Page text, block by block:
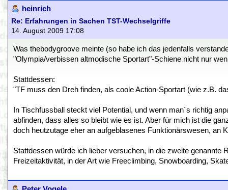
heinrich
Re: Erfahrungen in Sachen TST-Wechselgriffe
14. August 2009 17:08
Was thebodygroove meinte (so habe ich das jedenfalls
"Olympia/verbissen altmodische Sportart"-Schiene nicht nur
Stattdessen:
"TF muss den Dreh finden, als coole Action-Sportart (wie z.B.
In Tischfussball steckt viel Potential, und wenn man´s richtig
abfinden, dass alles so bleibt wie es ist. Aber für mich ist die
doch heutzutage eher an aufgeblasenes Funktionärswesen, an
Stattdessen würde ich lieber versuchen, in die zweite genannte
Freizeitaktivität, in der Art wie Freeclimbing, Snowboarding,